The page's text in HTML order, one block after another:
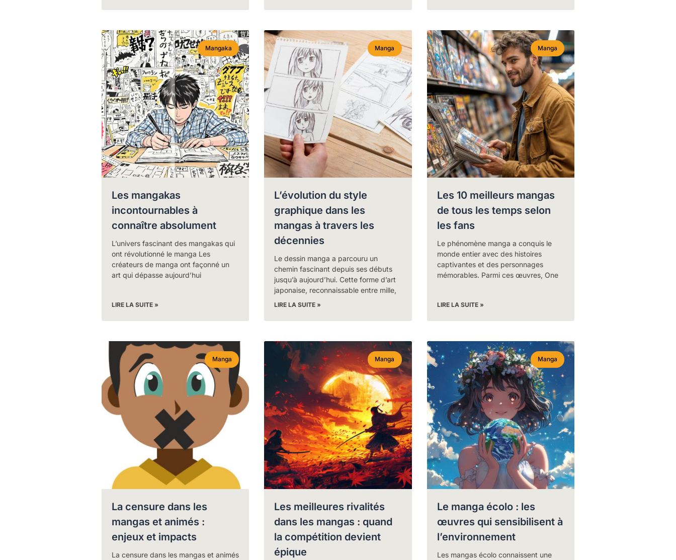
Mangaka
Les mangakas
incontournables à
connaître absolument
L’univers fascinant des mangakas qui
ont révolutionné le manga Les
créateurs de manga ont façonné un
art qui dépasse aujourd’hui
LIRE LA SUITE »
Manga
L’évolution du style
graphique dans les
mangas à travers les
décennies
Le dessin manga a parcouru un
chemin fascinant depuis ses débuts
jusqu’à aujourd’hui. Cette forme d’art
japonaise, reconnaissable entre mille,
LIRE LA SUITE »
Manga
Les 10 meilleurs mangas
de tous les temps selon
les fans
Le phénomène manga a conquis le
monde entier avec des histoires
captivantes et des personnages
mémorables. Parmi ces œuvres, One
LIRE LA SUITE »
Manga
La censure dans les
mangas et animés :
enjeux et impacts
La censure dans les mangas et animés
Manga
Les meilleures rivalités
dans les mangas : quand
la compétition devient
épique
Manga
Le manga écolo : les
œuvres qui sensibilisent à
l’environnement
Les mangas écolo connaissent une